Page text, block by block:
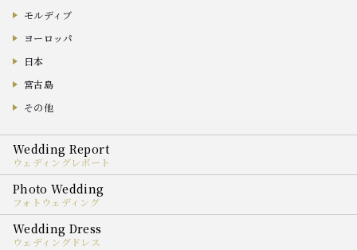
モルディブ
ヨーロッパ
日本
宮古島
その他
ウェディングレポート
フォトウェディング
ウェディングドレス